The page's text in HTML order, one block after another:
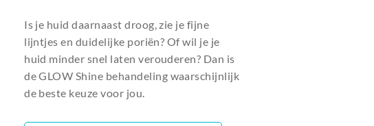
Is je huid daarnaast droog, zie je fijne
lijntjes en duidelijke poriën? Of wil je je
huid minder snel laten verouderen? Dan is
de GLOW Shine behandeling waarschijnlijk
de beste keuze voor jou.